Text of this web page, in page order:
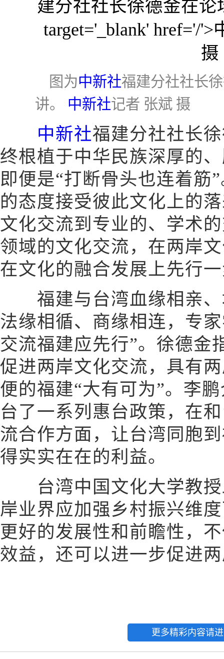
图为中新社福建分社社长
讲。 中新社记者 张斌 摄
中新社福建分社社长
终根植于中华民族深厚的
即便是“打断骨头也连着筋
的态度接受彼此文化上的
文化交流到专业的、学术
领域的文化交流，在两岸
在文化的融合发展上先行
福建与台湾血缘相亲、
法缘相循、商缘相连，专
交流福建应先行”。徐德金
促进两岸文化交流，具有
便的福建“大有可为”。李
台了一系列惠台政策，在
流合作方面，让台湾同胞
得实实在在的利益。
台湾中国文化大学教授
岸业界应加强乡村振兴维
更好的发展性和前瞻性，
效益，还可以进一步促进
更多精彩内容请